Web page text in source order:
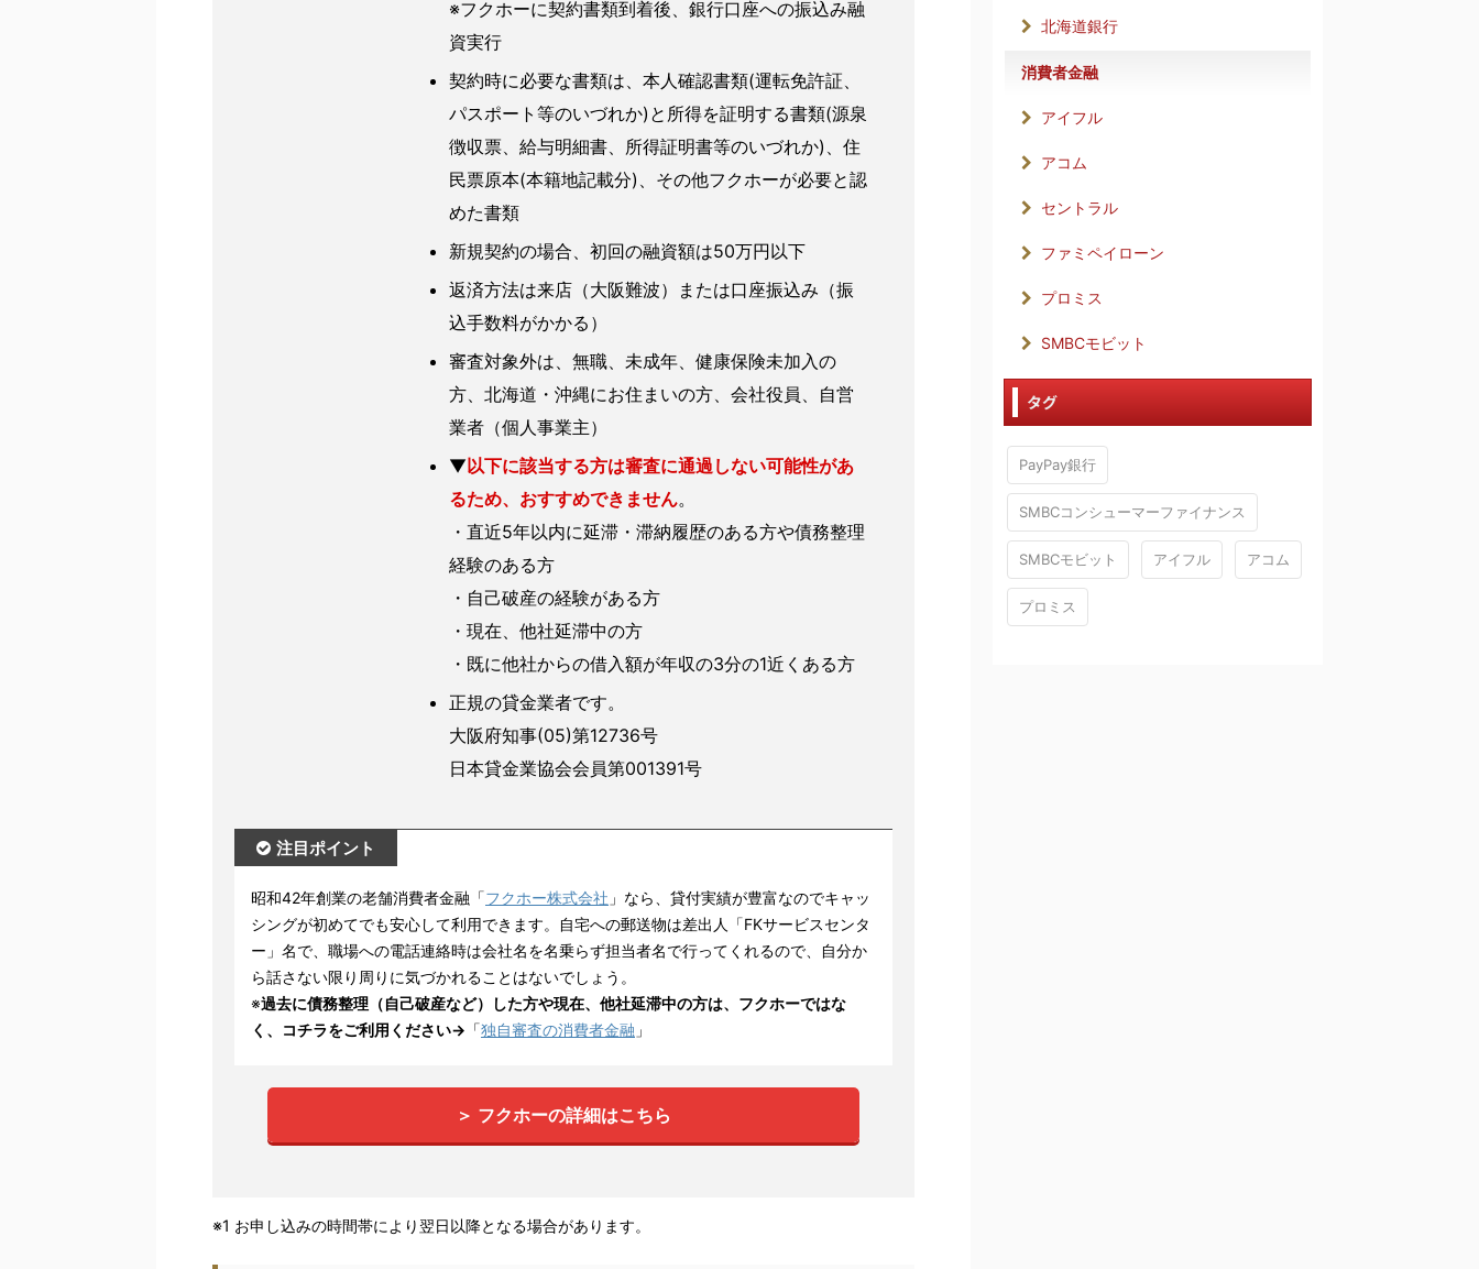
※フクホーに契約書類到着後、銀行口座への振込み融
資実行
契約時に必要な書類は、本人確認書類(運転免許証、
パスポート等のいづれか)と所得を証明する書類(源泉
徴収票、給与明細書、所得証明書等のいづれか)、住
民票原本(本籍地記載分)、その他フクホーが必要と認
めた書類
新規契約の場合、初回の融資額は50万円以下
返済方法は来店（大阪難波）または口座振込み（振
込手数料がかかる）
審査対象外は、無職、未成年、健康保険未加入の
方、北海道・沖縄にお住まいの方、会社役員、自営
業者（個人事業主）
▼以下に該当する方は審査に通過しない可能性があ
るため、おすすめできません。
・直近5年以内に延滞・滞納履歴のある方や債務整理
経験のある方
・自己破産の経験がある方
・現在、他社延滞中の方
・既に他社からの借入額が年収の3分の1近くある方
正規の貸金業者です。
大阪府知事(05)第12736号
日本貸金業協会会員第001391号
注目ポイント
昭和42年創業の老舗消費者金融「フクホー株式会社 」なら、貸付実績が豊富なのでキャッ
シングが初めてでも安心して利用できます。自宅への郵送物は差出人「FKサービスセンタ
ー」名で、職場への電話連絡時は会社名を名乗らず担当者名で行ってくれるので、自分か
ら話さない限り周りに気づかれることはないでしょう。
※過去に債務整理（自己破産など）した方や現在、他社延滞中の方は、フクホーではな
く、コチラをご利用ください→ 「独自審査の消費者金融 」
＞ フクホーの詳細はこちら
※1 お申し込みの時間帯により翌日以降となる場合があります。
北海道銀行
消費者金融
アイフル
アコム
セントラル
ファミペイローン
プロミス
SMBCモビット
タグ
PayPay銀行
SMBCコンシューマーファイナンス
SMBCモビット アイフル アコム
プロミス